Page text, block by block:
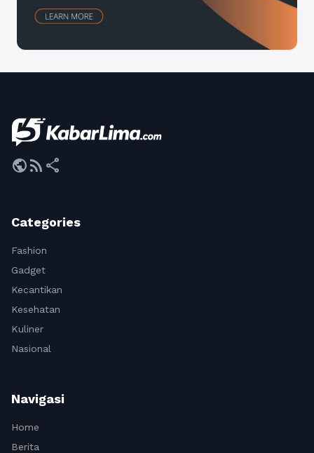
publicrss_feed share
Categories
Fashion
Gadget
Kecantikan
Kesehatan
Kuliner
Nasional
Navigasi
Home
Berita